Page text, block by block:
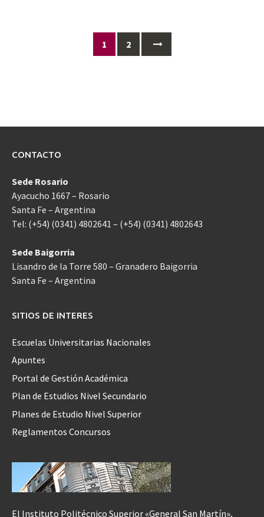
1 2
CONTACTO
Sede Rosario
Ayacucho 1667 – Rosario
Santa Fe – Argentina
Tel: (+54) (0341) 4802641 – (+54) (0341) 4802643
Sede Baigorria
Lisandro de la Torre 580 – Granadero Baigorria
Santa Fe – Argentina
SITIOS DE INTERES
Escuelas Universitarias Nacionales
Apuntes
Portal de Gestión Académica
Plan de Estudios Nivel Secundario
Planes de Estudio Nivel Superior
Reglamentos Concursos
El Instituto Politécnico Superior «General San Martín»,